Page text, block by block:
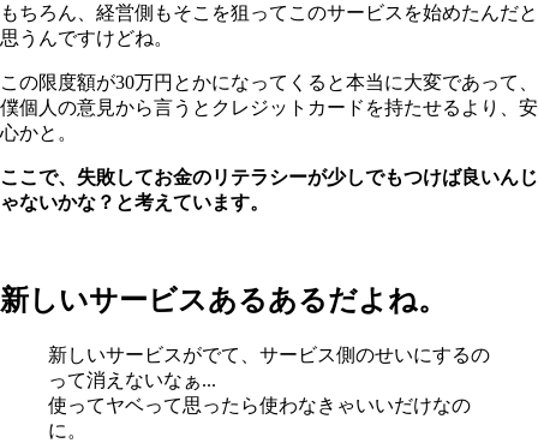
もちろん、経営側もそこを狙ってこのサービスを始めたんだと
思うんですけどね。
この限度額が30万円とかになってくると本当に大変であって、
僕個人の意見から言うとクレジットカードを持たせるより、安
心かと。
ここで、失敗してお金のリテラシーが少しでもつけば良いんじ
ゃないかな？と考えています。
新しいサービスあるあるだよね。
新しいサービスがでて、サービス側のせいにするの
って消えないなぁ...
使ってヤベって思ったら使わなきゃいいだけなの
に。